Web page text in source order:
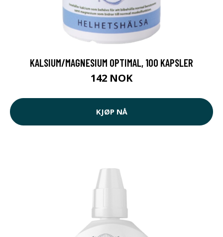
KALSIUM/MAGNESIUM OPTIMAL, 100 KAPSLER
142 NOK
KJØP NÅ